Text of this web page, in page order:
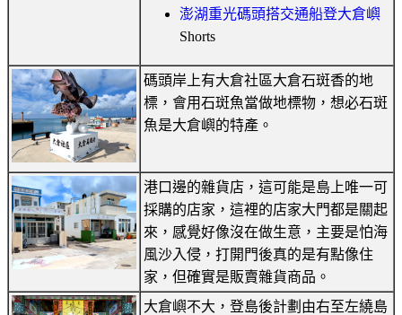
澎湖重光碼頭搭交通船登大倉嶼
Shorts
碼頭岸上有大倉社區大倉石斑香的地
標，會用石斑魚當做地標物，想必石斑
魚是大倉嶼的特產。
港口邊的雜貨店，這可能是島上唯一可
採購的店家，這裡的店家大門都是關起
來，感覺好像沒在做生意，主要是怕海
風沙入侵，打開門後真的是有點像住
家，但確實是販賣雜貨商品。
大倉嶼不大，登島後計劃由右至左繞島